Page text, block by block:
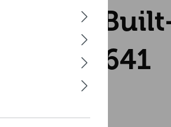
inkl.
Merlin 641